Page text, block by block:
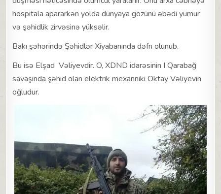
hospitala apararkən yolda dünyaya gözünü əbədi yumur
və şəhidlik zirvəsinə yüksəlir.
Bakı şəhərində Şəhidlər Xiyabanında dəfn olunub.
Bu isə Elşad Vəliyevdir. O, XDND idarəsinin I Qarabağ
savaşında şəhid olan elektrik mexanniki Oktay Vəliyevin
oğludur.